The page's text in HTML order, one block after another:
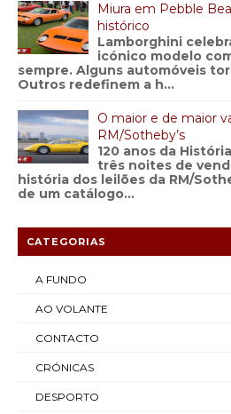
Miura em Pebble
histórico
Lamborghini
icónico modelo
sempre. Alguns automóveis
Outros redefinem a h...
O maior e de maior
RM/Sotheby’s
120 anos da
três noites de
história dos leilões da RM/
de um catálogo...
CATEGORIAS
A FUNDO
AO VOLANTE
CONTACTO
CRÓNICAS
DESPORTO